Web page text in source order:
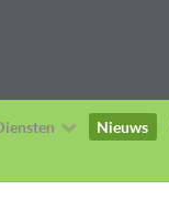
Nieuws